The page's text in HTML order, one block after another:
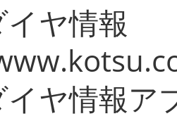
ヤ情報
ヤ情報ア